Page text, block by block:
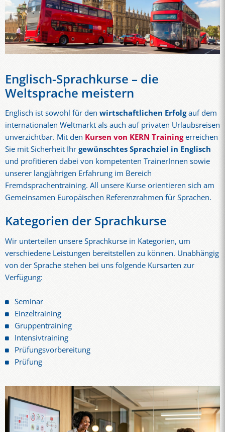
Englisch-Sprachkurse – die
Weltsprache meistern
Englisch ist sowohl für den wirtschaftlichen Erfolgauf dem
internationalen Weltmarkt als auch auf privaten Urlaubsreisen
unverzichtbar. Mit den Kursen von KERN Trainingerreichen
Sie mit Sicherheit Ihrgewünschtes Sprachziel in Englisch
und profitieren dabei von kompetenten TrainerInnen sowie
unserer langjährigen Erfahrung im Bereich
Fremdsprachentraining. All unsere Kurse orientieren sich am
Gemeinsamen Europäischen Referenzrahmen für Sprachen.
Kategorien der Sprachkurse
Wir unterteilen unsere Sprachkurse in Kategorien, um
verschiedene Leistungen bereitstellen zu können. Unabhängig
von der Sprache stehen bei uns folgende Kursarten zur
Verfügung:
Seminar
Einzeltraining
Gruppentraining
Intensivtraining
Prüfungsvorbereitung
Prüfung